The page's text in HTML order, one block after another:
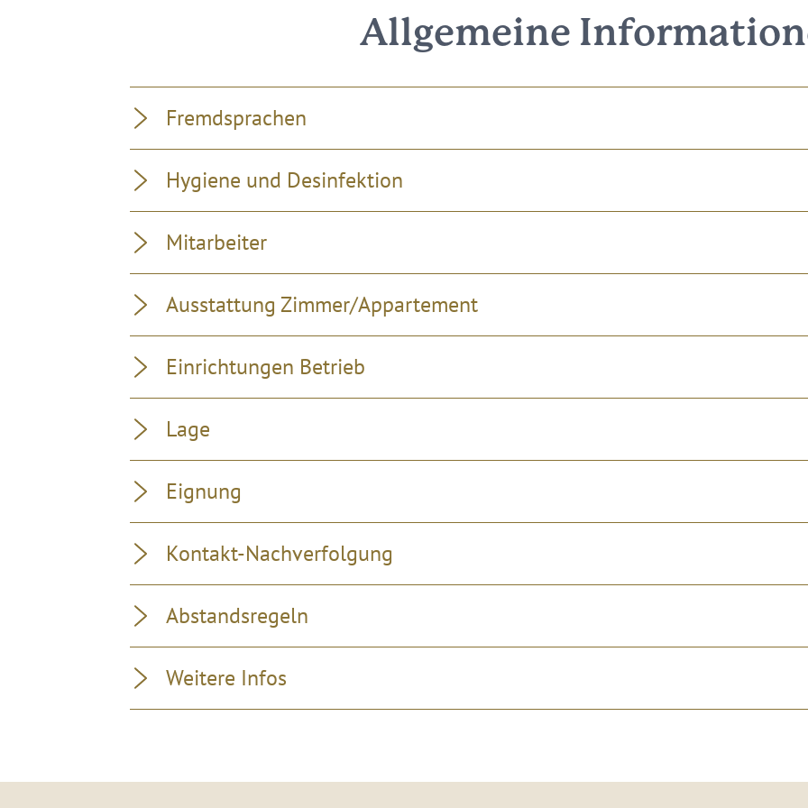
Allgemeine
Fremdsprachen
Hygiene und Desinfektion
Mitarbeiter
Ausstattung Zimmer/Appartement
Einrichtungen Betrieb
Lage
Eignung
Kontakt-Nachverfolgung
Abstandsregeln
Weitere Infos